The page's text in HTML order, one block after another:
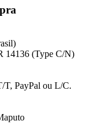
14136 (Type C/N)
T, PayPal ou L/C.